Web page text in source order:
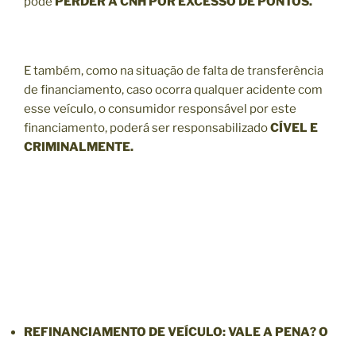
E também, como na situação de falta de transferência
de financiamento, caso ocorra qualquer acidente com
esse veículo, o consumidor responsável por este
financiamento, poderá ser responsabilizadoCÍVEL E
CRIMINALMENTE.
REFINANCIAMENTO DE VEÍCULO: VALE A PENA? O